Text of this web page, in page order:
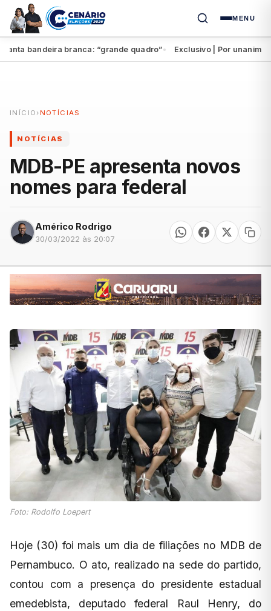
MENU
bandeira branca: “grande quadro” ● Exclusivo | Por
INÍCIO › NOTÍCIAS
NOTÍCIAS
MDB-PE apresenta novos
nomes para federal
Américo Rodrigo
30/03/2022 às 20:07
Foto: Rodolfo Loepert
Hoje (30) foi mais um dia de filiações no MDB de
Pernambuco. O ato, realizado na sede do partido,
contou com a presença do presidente estadual
emedebista, deputado federal Raul Henry, do